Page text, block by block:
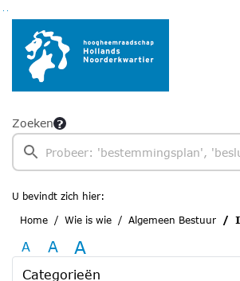
Ga naar de inhoud van deze pagina
Ga naar het zoeken
Ga naar het menu
Zoeken
U bevindt zich hier:
Home
Wie is wie Algemeen Bestuur
A A A
Categorieën